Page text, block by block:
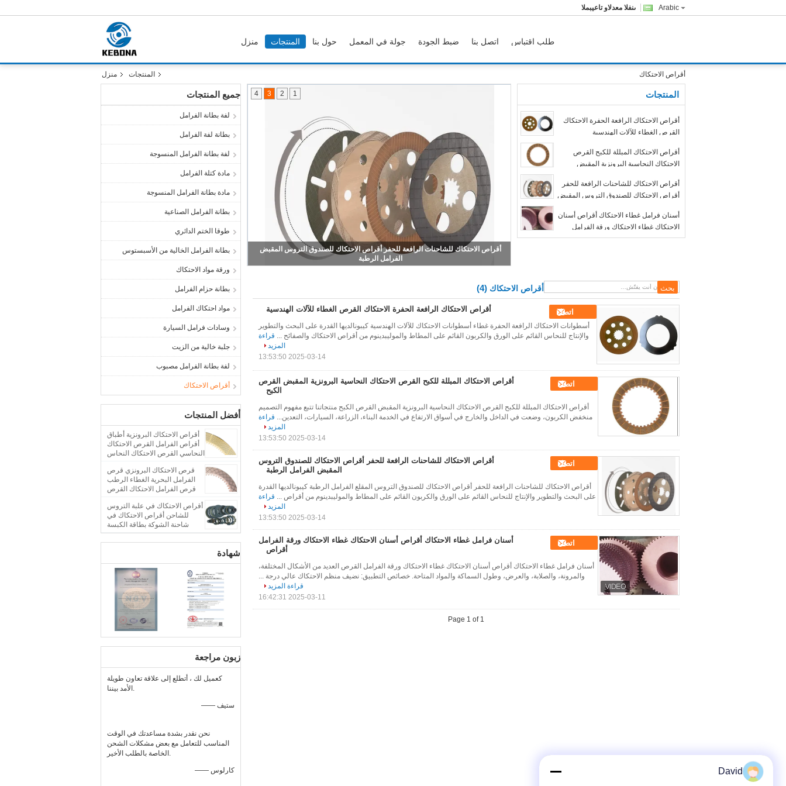
Arabic المبيعات والدعم الفنى
منزل المنتجات حول بنا جولة في المعمل ضبط الجودة اتصل بنا طلب اقتباس
منزل المنتجات أقراص الاحتكاك
جميع المنتجات
لفة بطانة الفرامل
بطانة لفة الفرامل
لفة بطانة الفرامل المنسوجة
مادة كتلة الفرامل
مادة بطانة الفرامل المنسوجة
بطانة الفرامل الصناعية
طوقا الختم الدائري
بطانة الفرامل الخالية من الأسبستوس
ورقة مواد الاحتكاك
بطانة حزام الفرامل
مواد احتكاك الفرامل
وسادات فرامل السيارة
جلبة خالية من الزيت
لفة بطانة الفرامل مصبوب
أقراص الاحتكاك
أفضل المنتجات
أقراص الاحتكاك البرونزية أطباق
أقراص الفرامل القرص الاحتكاك
النحاسي القرص الاحتكاك النحاس
قرص الاحتكاك البرونزي قرص
الفرامل البحرية الغطاء الرطب
قرص الفرامل الاحتكاك القرص
أقراص الاحتكاك في علبة التروس
للشاحن أقراص الاحتكاك في
شاحنة الشوكة بطاقة الكبسة
شهادة
زبون مراجعة
كعميل لك ، أتطلع إلى علاقة تعاون طويلة
الأمد بيننا.
—— ستيف
نحن نقدر بشدة مساعدتك في الوقت
المناسب للتعامل مع بعض مشكلات الشحن
الخاصة بالطلب الأخير.
—— كارلوس
أسنان فرامل غطاء الاحتكاك أقراص أسنان الاحتكاك غطاء الاحتكاك ورقة الفرامل أقراص
1
2
3
4 المنتجات
أقراص الاحتكاك الرافعة الحفرة الاحتكاك
القرص الغطاء للآلات الهندسية
أقراص الاحتكاك المبللة للكبح القرص
الاحتكاك النحاسية البرونزية المقبض
أقراص الاحتكاك للشاحنات الرافعة للحفر
أقراص الاحتكاك للصندوق التروس المقبض
أسنان فرامل غطاء الاحتكاك أقراص أسنان
الاحتكاك غطاء الاحتكاك ورقة الفرامل
أقراص
أقراص الاحتكاك (4)
أقراص الاحتكاك الرافعة الحفرة الاحتكاك القرص الغطاء للآلات الهندسية اتصل
أسطوانات الاحتكاك الرافعة الحفرة غطاء أسطوانات الاحتكاك للآلات الهندسية كيبونالديها القدرة على البحث والتطوير
والإنتاج للنحاس القائم على الورق والكربون القائم على المطاط والموليبدينوم من أقراص الاحتكاك والصفائح ... قراءة
المزيد
2025-03-14 13:53:50
أقراص الاحتكاك المبللة للكبح القرص الاحتكاك النحاسية البرونزية المقبض القرص
الكبح
اتصل
أقراص الاحتكاك المبللة للكبح القرص الاحتكاك النحاسية البرونزية المقبض القرص الكبح منتجاتنا تتبع مفهوم التصميم
منخفض الكربون، وضعت في الداخل والخارج في أسواق الارتفاع في الخدمة البناء، الزراعة، السيارات، التعدين... قراءة
المزيد
2025-03-14 13:53:50
أقراص الاحتكاك للشاحنات الرافعة للحفر أقراص الاحتكاك للصندوق التروس
المقبض الفرامل الرطبة
اتصل
أقراص الاحتكاك للشاحنات الرافعة للحفر أقراص الاحتكاك للصندوق التروس المقلع الفرامل الرطبة كيبونالديها القدرة
على البحث والتطوير والإنتاج للنحاس القائم على الورق والكربون القائم على المطاط والموليبدينوم من أقراص ... قراءة
المزيد
2025-03-14 13:53:50
أسنان فرامل غطاء الاحتكاك أقراص أسنان الاحتكاك غطاء الاحتكاك ورقة الفرامل
أقراص
اتصل
أسنان فرامل غطاء الاحتكاك أقراص أسنان الاحتكاك غطاء الاحتكاك ورقة الفرامل القرص العديد من الأشكال المختلفة،
والمرونة، والصلابة، والعرض، وطول السماكة والمواد المتاحة. خصائص التطبيق: نضيف منظم الاحتكاك عالي درجة ...
قراءة المزيد
2025-03-11 16:42:31
Page 1 of 1
David